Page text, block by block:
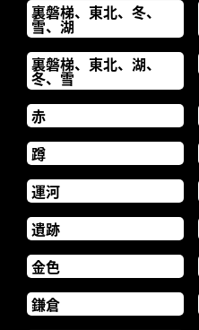
裏磐梯、東北、冬、
雪、湖
裏磐梯、東北、湖、
冬、雪
赤
蹲
運河
遺跡
金色
鎌倉